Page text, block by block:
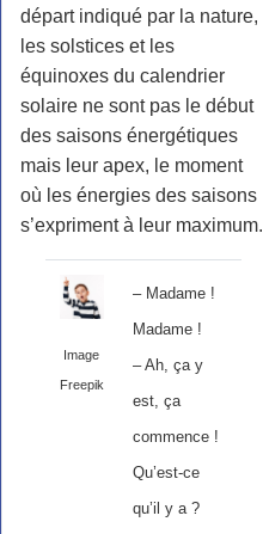
départ indiqué par la nature,
les solstices et les
équinoxes du calendrier
solaire ne sont pas le début
des saisons énergétiques
mais leur apex, le moment
où les énergies des saisons
s’expriment à leur maximum.
Image
Freepik
– Madame !
Madame !
– Ah, ça y
est, ça
commence !
Qu’est-ce
qu’il y a ?